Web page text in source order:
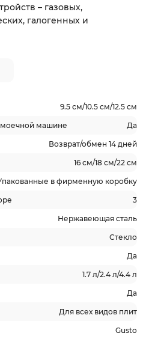
– газовых,
галогенных и
9.5 см/10.5 см/12.5 см
машине Да
Возврат/обмен 14 дней
16 см/18 см/22 см
в фирменную коробку
3
Нержавеющая сталь
Стекло
Да
1.7 л/2.4 л/4.4 л
Да
Для всех видов плит
Gusto